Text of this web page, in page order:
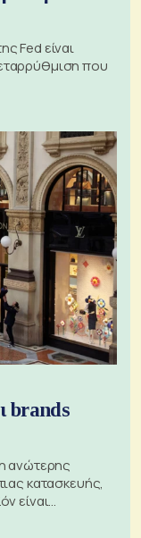
Fed είναι
που
brands
ανώτερης
κατασκευής,
είναι